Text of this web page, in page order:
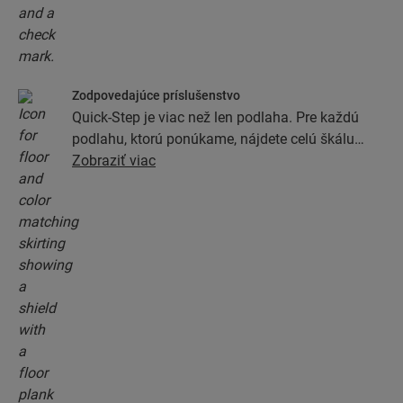
Zodpovedajúce príslušenstvo
Quick-Step je viac než len podlaha. Pre každú
podlahu, ktorú ponúkame, nájdete celú škálu
príslušenstva vrátane podkladových vrstiev,
Zobraziť viac